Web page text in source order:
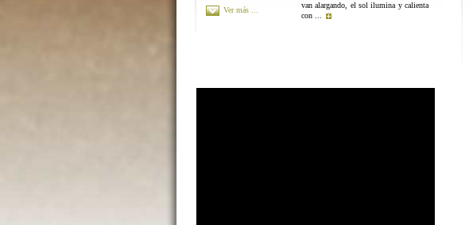
van alargando, el sol ilumina y calienta
con ...
Ver más ...